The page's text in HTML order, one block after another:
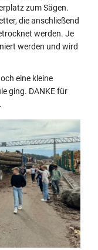
zum Sägen.
die anschließend
werden. Je
werden und wird
eine kleine
ging. DANKE für